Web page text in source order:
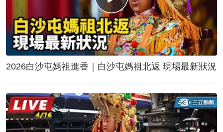
2026白沙屯媽祖進香｜白沙屯媽祖北返 現場最新狀況